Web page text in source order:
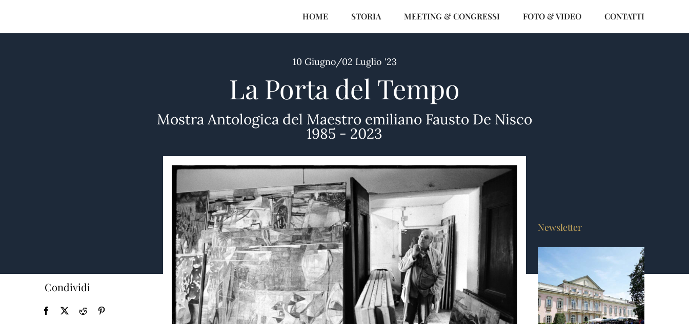
contenuto
HOME STORIA MEETING & CONGRESSI FOTO & VIDEO CONTATTI
10 Giugno/02 Luglio '23
La Porta del Tempo
Mostra Antologica del Maestro emiliano Fausto De Nisco
1985 - 2023
Condividi
Newsletter